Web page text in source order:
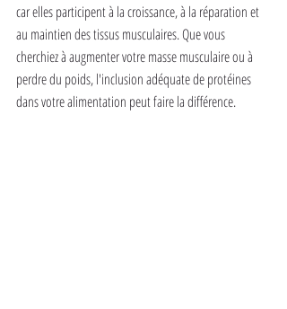
car elles participent à la croissance, à la réparation et
au maintien des tissus musculaires. Que vous
cherchiez à augmenter votre masse musculaire ou à
perdre du poids, l'inclusion adéquate de protéines
dans votre alimentation peut faire la différence.